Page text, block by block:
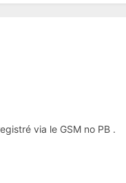
via le GSM no PB .